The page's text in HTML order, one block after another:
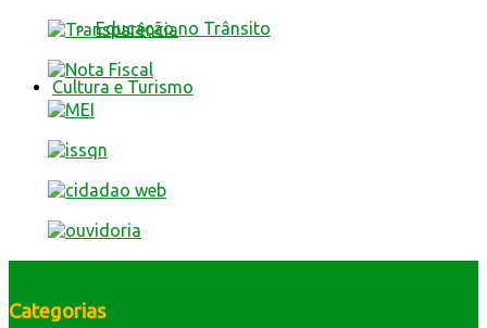
Educação no Trânsito
Cultura e Turismo
Categorias